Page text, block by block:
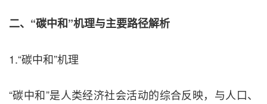
二、“碳中和”机理与主要路径解析
1.“碳中和”机理
“碳中和”是人类经济社会活动的综合反映，与人口、